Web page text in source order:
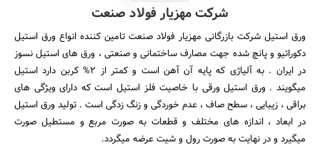
شرکت مهزیار فولاد صنعت
ورق استیل شرکت بازرگانی مهزیار فولاد صنعت تامین کننده انواع ورق استیل
دکوراتیو و پانچ شده جهت مصارف ساختمانی و صنعتی ، ورق های استیل نسوز
در ایران . به آلیاژی که پایه آن آهن است و کمتر از 2% کربن دارد استیل
میگویند . ورق استیل ورقی با خاصیت فلز استیل است که دارای ویژگی های
براقی ، زیبایی ، سطح صاف ، عدم خوردگی و زنگ زدگی است . تولید ورق استیل
در ابعاد ، اندازه های مختلف و قطعات به صورت مربع و مستطیل صورت
میگیرد و در نهایت به صورت رول و شیت عرضه میگردد.